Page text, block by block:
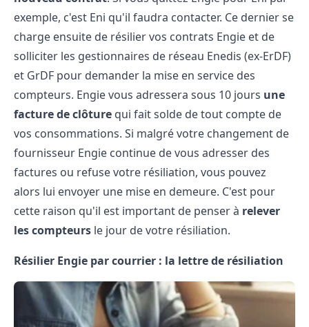
exemple, c'est Eni qu'il faudra contacter. Ce dernier se
charge ensuite de résilier vos contrats Engie et de
solliciter les gestionnaires de réseau Enedis (ex-ErDF)
et GrDF pour demander la mise en service des
compteurs. Engie vous adressera sous 10 jours une
facture de clôture qui fait solde de tout compte de
vos consommations. Si malgré votre changement de
fournisseur Engie continue de vous adresser des
factures ou refuse votre résiliation, vous pouvez
alors lui envoyer une mise en demeure. C'est pour
cette raison qu'il est important de penser à relever
les compteurs le jour de votre résiliation.
Résilier Engie par courrier : la lettre de résiliation